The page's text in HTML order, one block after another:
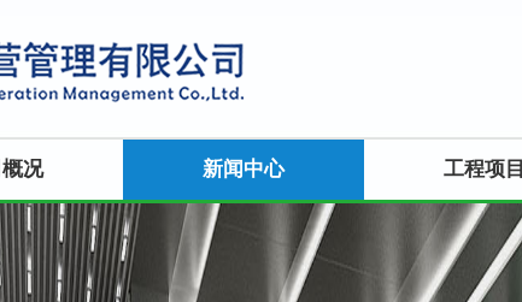
况 新闻中心 工程项目